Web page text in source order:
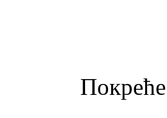
Покреће